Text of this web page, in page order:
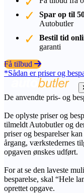
Spar op til
Autobutler
Bestil tid
garanti
Få tilbud
*Sådan er priser og
De anvendte pris- og
De oplyste priser og
tilmeldt Autobutler og
priser og besparelser
årgang, værkstedernes
opgaven ønskes udført.
For at se den laveste
besparelse, skal “Hele
oprettet opgave.